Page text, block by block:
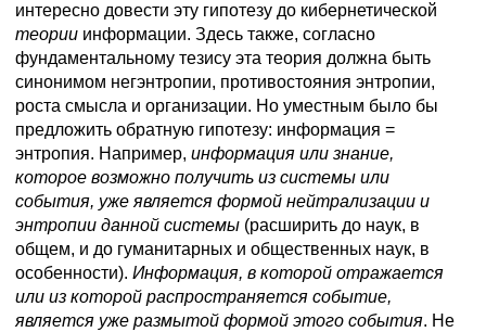
интересно довести эту гипотезу до кибернетической
теории информации. Здесь также, согласно
фундаментальному тезису эта теория должна быть
синонимом негэнтропии, противостояния энтропии,
роста смысла и организации. Но уместным было бы
предложить обратную гипотезу: информация =
энтропия. Например, информация или знание,
которое возможно получить из системы или
события, уже является формой нейтрализации и
энтропии данной системы (расширить до наук, в
общем, и до гуманитарных и общественных наук, в
особенности). Информация, в которой отражается
или из которой распространяется событие,
является уже размытой формой этого события. Не